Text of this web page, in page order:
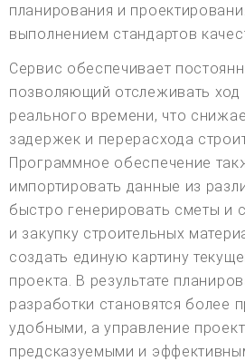
планирования и
выполнением стандартов
Сервис обеспечивает
позволяющий отслеживать
реального времени, что
задержек и перерасхода
Программное обеспечение
импортировать данные из
быстро генерировать сметы и
и закупку строительных
создать единую картину
проекта. В результате
разработки становятся более
удобными, а управление
предсказуемыми и